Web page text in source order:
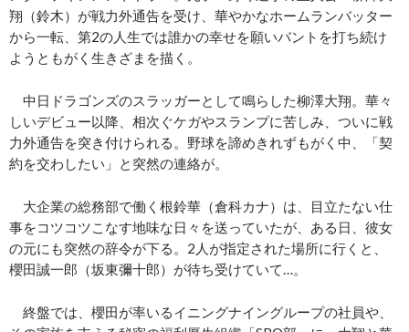
翔（鈴木）が戦力外通告を受け、華やかなホームランバッター
から一転、第2の人生では誰かの幸せを願いバントを打ち続け
ようともがく生きざまを描く。
中日ドラゴンズのスラッガーとして鳴らした柳澤大翔。華々
しいデビュー以降、相次ぐケガやスランプに苦しみ、ついに戦
力外通告を突き付けられる。野球を諦めきれずもがく中、「契
約を交わしたい」と突然の連絡が。
大企業の総務部で働く根鈴華（倉科カナ）は、目立たない仕
事をコツコツこなす地味な日々を送っていたが、ある日、彼女
の元にも突然の辞令が下る。2人が指定された場所に行くと、
櫻田誠一郎（坂東彌十郎）が待ち受けていて…。
終盤では、櫻田が率いるイニングナイングループの社員や、